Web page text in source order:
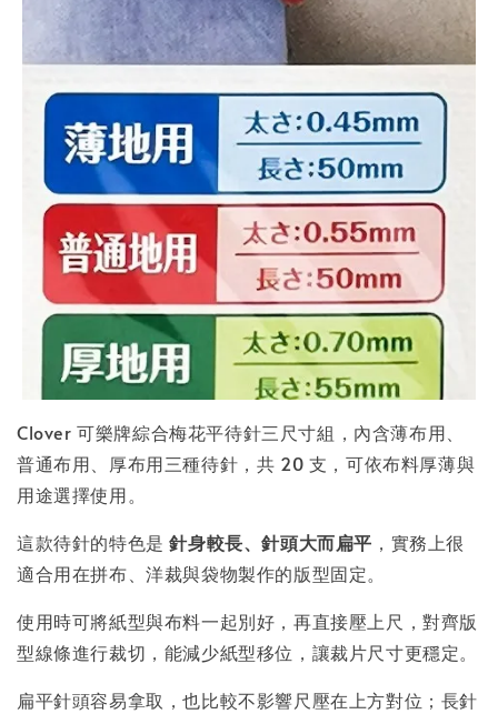
Clover 可樂牌綜合梅花平待針三尺寸組，內含薄布用、
普通布用、厚布用三種待針，共 20 支，可依布料厚薄與
用途選擇使用。
這款待針的特色是針身較長、針頭大而扁平 ，實務上很
適合用在拼布、洋裁與袋物製作的版型固定。
使用時可將紙型與布料一起別好，再直接壓上尺，對齊版
型線條進行裁切，能減少紙型移位，讓裁片尺寸更穩定。
扁平針頭容易拿取，也比較不影響尺壓在上方對位；長針